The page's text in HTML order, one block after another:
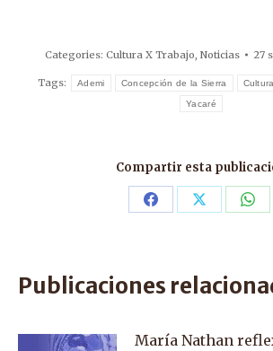
Categories: Cultura X Trabajo, Noticias 27
Tags: Ademi Concepción de la Sierra
Yacaré
Compartir esta
Share Share
Publicaciones
María Nathan